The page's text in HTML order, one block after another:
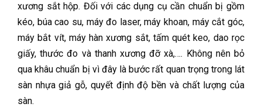
xương sắt hộp. Đối với các dụng cụ cần chuẩn bị gồm
kéo, búa cao su, máy đo laser, máy khoan, máy cắt góc,
máy bắt vít, máy hàn xương sắt, tấm quét keo, dao rọc
giấy, thước đo và thanh xương đỡ xà,…. Không nên bỏ
qua khâu chuẩn bị vì đây là bước rất quan trọng trong lát
sàn nhựa giả gỗ, quyết định độ bền và chất lượng của
sàn.